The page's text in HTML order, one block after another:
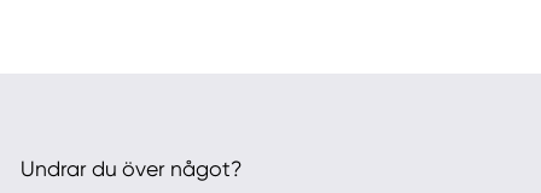
Undrar du över något?